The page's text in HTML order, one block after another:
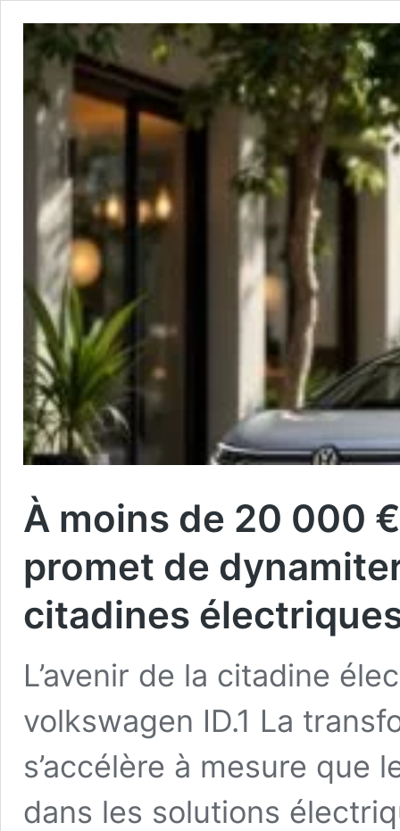
À moins de 20 000
promet de
citadines
L’avenir de la citadine
volkswagen ID.1 La
s’accélère à mesure que
dans les solutions